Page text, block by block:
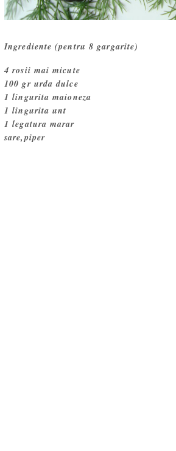
Ingrediente (pentru 8 gargarite)
4 rosii mai micute
100 gr urda dulce
1 lingurita maioneza
1 lingurita unt
1 legatura marar
sare,piper